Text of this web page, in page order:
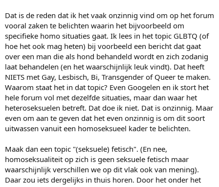
Dat is de reden dat ik het vaak onzinnig vind om op het forum
vooral zaken te belichten waarin het bijvoorbeeld om
specifieke homo situaties gaat. Ik lees in het topic GLBTQ (of
hoe het ook mag heten) bij voorbeeld een bericht dat gaat
over een man die als hond behandeld wordt en zich zodanig
laat behandelen (en het waarschijnlijk leuk vindt). Dat heeft
NIETS met Gay, Lesbisch, Bi, Transgender of Queer te maken.
Waarom staat het in dat topic? Even Googelen en ik stort het
hele forum vol met dezelfde situaties, maar dan waar het
heteroseksuelen betreft. Dat doe ik niet. Dat is onzinnig. Maar
even om aan te geven dat het even onzinnig is om dit soort
uitwassen vanuit een homoseksueel kader te belichten.
Maak dan een topic "(seksuele) fetisch". (En nee,
homoseksualiteit op zich is geen seksuele fetisch maar
waarschijnlijk verschillen we op dit vlak ook van mening).
Daar zou iets dergelijks in thuis horen. Door het onder het